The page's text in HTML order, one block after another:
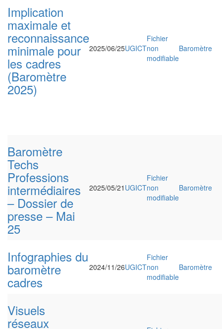
Implication
maximale et
reconnaissance
minimale pour
les cadres
(Baromètre
2025)
2025/06/25UGICT
Fichier
non
modifiable
Baromètre
Baromètre
Techs
Professions
intermédiaires
– Dossier de
presse – Mai
25
2025/05/21 UGICT
Fichier
non
modifiable
Baromètre
Infographies du
baromètre
cadres
2024/11/26UGICT
Fichier
non
modifiable
Baromètre
Visuels
réseaux